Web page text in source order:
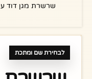
שרשרת מגן דוד עם
לבחירת שם ומתכת